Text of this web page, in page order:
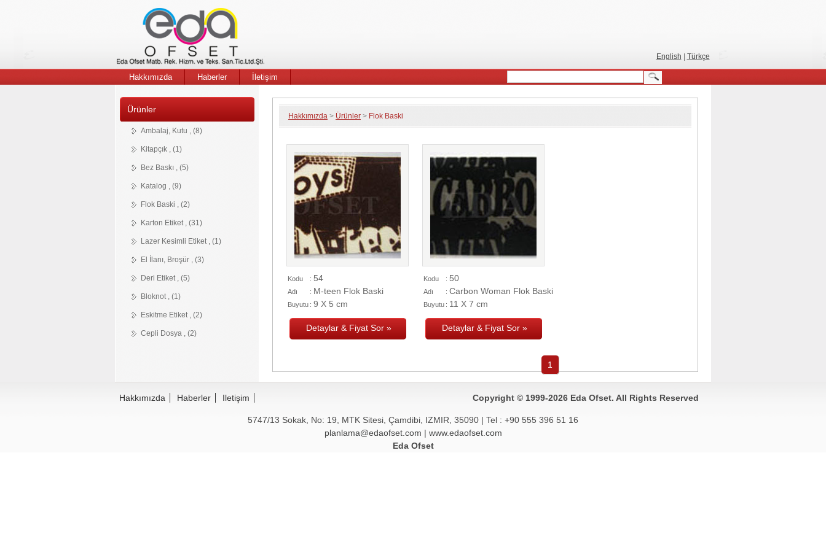
Etiketleri
English Türkçe
Hakkımızda Haberler İletişim
Ürünler
Ambalaj
Kitapçik
Bröşür
Kartvizit
Baski
Katalog
Baski
İnsört
Karton
Etiket
Sıcak
Baskı
Etiket
Notepad
Eskitme
Etiket
dosya
Poster
Stiker
Magnet
Kesim
Dokuma
Etiket
Ambalaj, Kutu , (8)
Kitapçık , (1)
Bez Baskı , (5)
Katalog , (9)
Flok Baski , (2)
Karton Etiket , (31)
Lazer Kesimli Etiket , (1)
El İlanı, Broşür , (3)
Deri Etiket , (5)
Bloknot , (1)
Eskitme Etiket , (2)
Cepli Dosya , (2)
Hakkımızda > Ürünler > Flok Baski
Kodu : 54
Adı : M-teen Flok Baski
Buyutu : 9 X 5 cm
Detaylar & Fiyat Sor »
Kodu : 50
Adı : Carbon Woman Flok Baski
Buyutu : 11 X 7 cm
Detaylar & Fiyat Sor »
1
Hakkımızda Haberler Iletişim Copyright © 1999-2026 Eda Ofset. All Rights Reserved
5747/13 Sokak, No: 19, MTK Sitesi, Çamdibi, IZMIR, 35090 | Tel : +90 555 396 51 16
planlama@edaofset.com | www.edaofset.com
Eda Ofset